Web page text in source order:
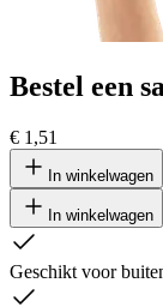
Bestel een
€ 1,51
In winkelwagen
In winkelwagen
Geschikt voor